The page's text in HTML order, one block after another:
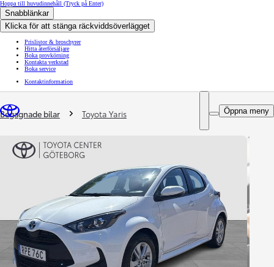
Hoppa till huvudinnehåll (Tryck på Enter)
Snabblänkar
Klicka för att stänga räckviddsöverlägget
Prislistor & broschyrer
Hitta återförsäljare
Boka provkörning
Kontakta verkstad
Boka service
Kontaktinformation
Öppna meny
You are here
Begagnade bilar Toyota Yaris